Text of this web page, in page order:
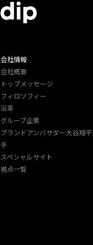
会社情報
会社概要
トップメッセージ
フィロソフィー
沿革
グループ企業
ブランドアンバサダー大谷翔
手
スペシャルサイト
拠点一覧